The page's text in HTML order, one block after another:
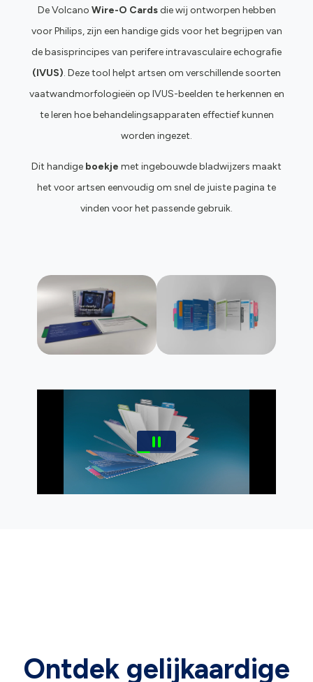
De Volcano Wire-O Cardsdie wij ontworpen hebben
voor Philips, zijn een handige gids voor het begrijpen van
de basisprincipes van perifere intravasculaire echografie
(IVUS). Deze tool helpt artsen om verschillende soorten
vaatwandmorfologieën op IVUS-beelden te herkennen en
te leren hoe behandelingsapparaten effectief kunnen
worden ingezet.
Dit handige boekje met ingebouwde bladwijzers maakt
het voor artsen eenvoudig om snel de juiste pagina te
vinden voor het passende gebruik.
Ontdek gelijkaardige